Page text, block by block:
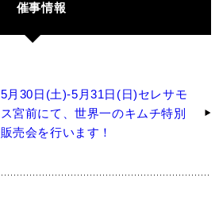
催事情報
5月30日(土)-5月31日(日)セレサモ
ス宮前にて、世界一のキムチ特別
販売会を行います！